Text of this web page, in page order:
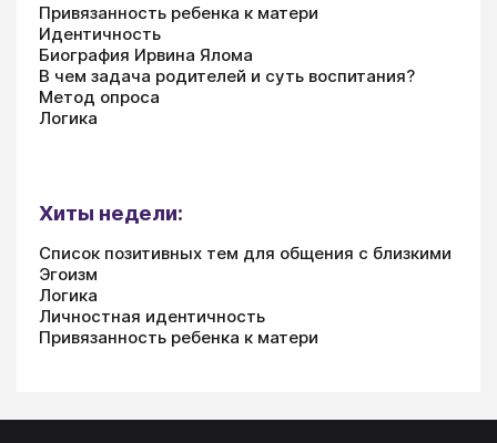
Привязанность ребенка к матери
Идентичность
Биография Ирвина Ялома
В чем задача родителей и суть воспитания?
Метод опроса
Логика
Хиты недели:
Список позитивных тем для общения с близкими
Эгоизм
Логика
Личностная идентичность
Привязанность ребенка к матери